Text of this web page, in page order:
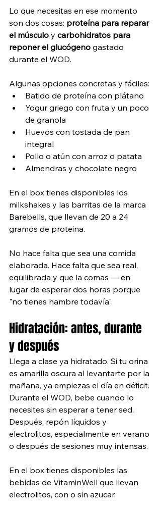
Lo que necesitas en ese momento
son dos cosas: proteína para reparar
el músculo y carbohidratos para
reponer el glucógeno gastado
durante el WOD.
Algunas opciones concretas y fáciles:
Batido de proteína con plátano
Yogur griego con fruta y un poco
de granola
Huevos con tostada de pan
integral
Pollo o atún con arroz o patata
Almendras y chocolate negro
En el box tienes disponibles los
milkshakes y las barritas de la marca
Barebells, que llevan de 20 a 24
gramos de proteina.
No hace falta que sea una comida
elaborada. Hace falta que sea real,
equilibrada y que la comas — en
lugar de esperar dos horas porque
"no tienes hambre todavía".
Hidratación: antes, durante
y después
Llega a clase ya hidratado. Si tu orina
es amarilla oscura al levantarte por la
mañana, ya empiezas el día en déficit.
Durante el WOD, bebe cuando lo
necesites sin esperar a tener sed.
Después, repón líquidos y
electrolitos, especialmente en verano
o después de sesiones muy intensas.
En el box tienes disponibles las
bebidas de VitaminWell que llevan
electrolitos, con o sin azucar.